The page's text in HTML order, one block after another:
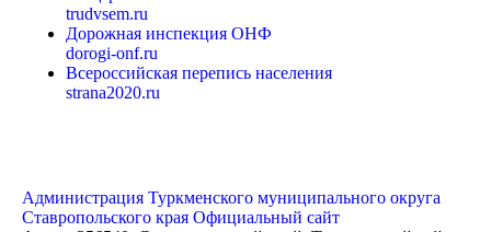
trudvsem.ru
Дорожная инспекция ОНФ
dorogi-onf.ru
Всероссийская перепись населения
strana2020.ru
Администрация Туркменского муниципального округа
Ставропольского края Официальный сайт